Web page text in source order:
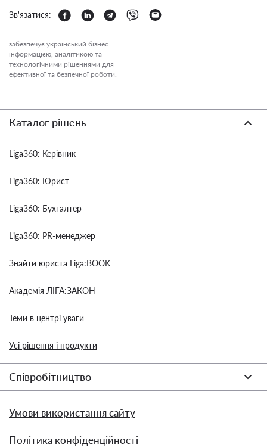
Зв'язатися:
забезпечує український бізнес
інформацією, аналітикою та
технологічними рішеннями для
ефективної та безпечної роботи.
Каталог рішень
Liga360: Керівник
Liga360: Юрист
Liga360: Бухгалтер
Liga360: PR-менеджер
Знайти юриста Liga:BOOK
Академія ЛІГА:ЗАКОН
Теми в центрі уваги
Усі рішення і продукти
Співробітництво
Умови використання сайту
Політика конфіденційності